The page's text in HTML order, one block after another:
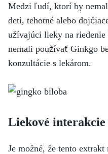
Medzi ľudí, ktorí by
deti, tehotné alebo
užívajúci lieky na
nemali používať Ginkgo
konzultácie s lekárom.
Liekové
Je možné, že tento